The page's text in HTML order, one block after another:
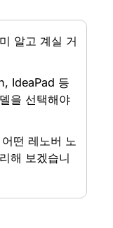
알고 계실 거
IdeaPad 등
을 선택해야
떤 레노버 노
해 보겠습니